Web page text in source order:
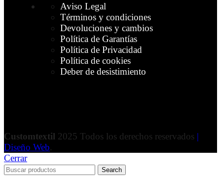
Aviso Legal
Términos y condiciones
Devoluciones y cambios
Política de Garantías
Política de Privacidad
Política de cookies
Deber de desistimiento
Customtextil 2025 Todos los derechos reservados |
Diseño Web.
Cerrar
Search